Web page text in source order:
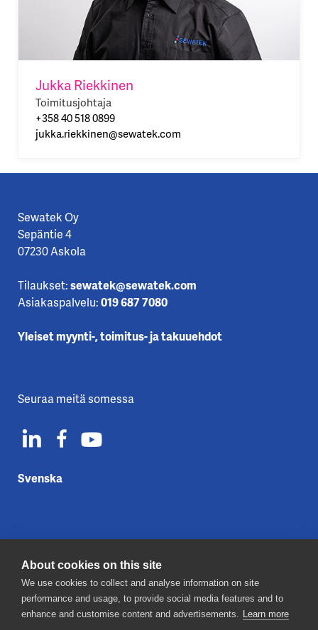
Jukka Riekkinen
Toimitusjohtaja
+358 40 518 0899
jukka.riekkinen@sewatek.com
Sewatek Oy
Sepäntie 4
07230 Askola
Tilaukset:sewatek@sewatek.com
Asiakaspalvelu:019 687 7080
Yleiset myynti-, toimitus- ja takuuehdot
Seuraa meitä somessa
Svenska
Ota yhteyttä
Tietosuojaseloste
Evästeet
About cookies on this site
We use cookies to collect and analyse information on site
performance and usage, to provide social media features and to
enhance and customise content and advertisements. Learn more